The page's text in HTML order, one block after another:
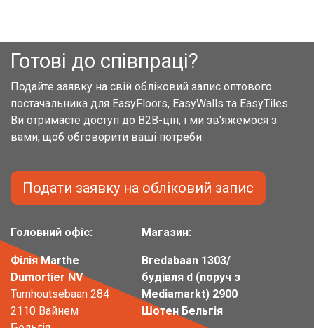
Готові до співпраці?
Подайте заявку на свій обліковий запис оптового
постачальника для EasyFloors, EasyWalls та EasyTiles.
Ви отримаєте доступ до B2B-цін, і ми зв'яжемося з
вами, щоб обговорити ваші потреби.
Головний офіс:
Філія Marthe
Dumortier NV
Turnhoutsebaan 284
2110 Вайнем
Магазин:
Bredabaan 1303/
будівля d (поруч з
Mediamarkt) 2900
Шотен Бельгія
Подати заявку на обліковий запис